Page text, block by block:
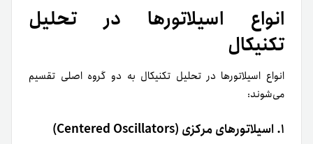
انواع اسیلاتورها در تحلیل
تکنیکال
انواع اسیلاتورها در تحلیل تکنیکال به دو گروه اصلی تقسیم
می‌شوند:
۱. اسیلاتورهای مرکزی (Centered Oscillators)